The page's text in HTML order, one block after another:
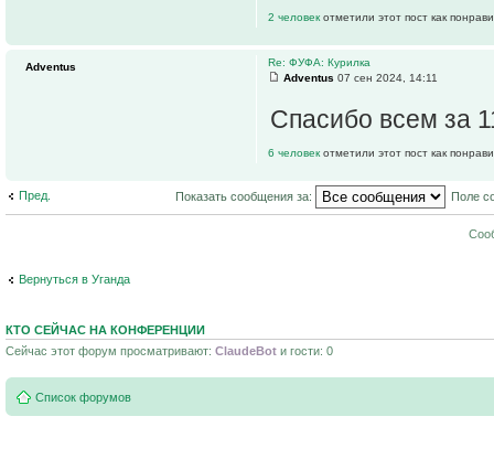
2 человек отметили этот пост как
Re: ФУФА: Курилка
Adventus 07 сен 2024, 14:11
Спасибо всем за
6 человек отметили этот пост как
Adventus
Пред. Показать сообщения за: Поле
Вернуться в Уганда
КТО СЕЙЧАС НА КОНФЕРЕНЦИИ
Сейчас этот форум просматривают: ClaudeBot и гости: 0
Список форумов